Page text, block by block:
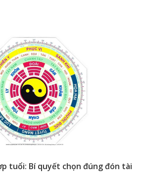
tuổi: Bí quyết chọn đúng đón tài